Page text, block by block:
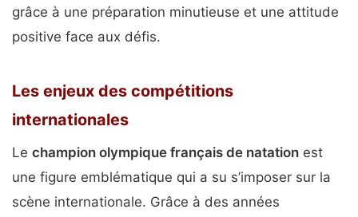
grâce à une préparation minutieuse et une attitude
positive face aux défis.
Les enjeux des compétitions
internationales
Le champion olympique français de natation est
une figure emblématique qui a su s’imposer sur la
scène internationale. Grâce à des années